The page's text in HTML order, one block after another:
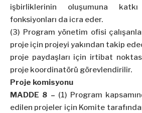
işbirliklerinin oluşumuna
fonksiyonları da icra eder.
(3) Program yönetim ofisi
proje için projeyi yakından takip
proje paydaşları için irtibat
proje koordinatörü görevlendirilir.
Proje komisyonu
MADDE 8 – (1) Program
edilen projeler için Komite